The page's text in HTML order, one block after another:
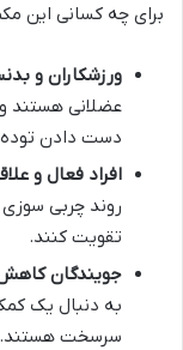
برای چه کسانی این
ورزشکاران و
عضلانی هستند
دست دادن
افراد فعال و
روند چربی سوزی
تقویت کنند.
جویندگان
به دنبال یک
سرسخت هستند.